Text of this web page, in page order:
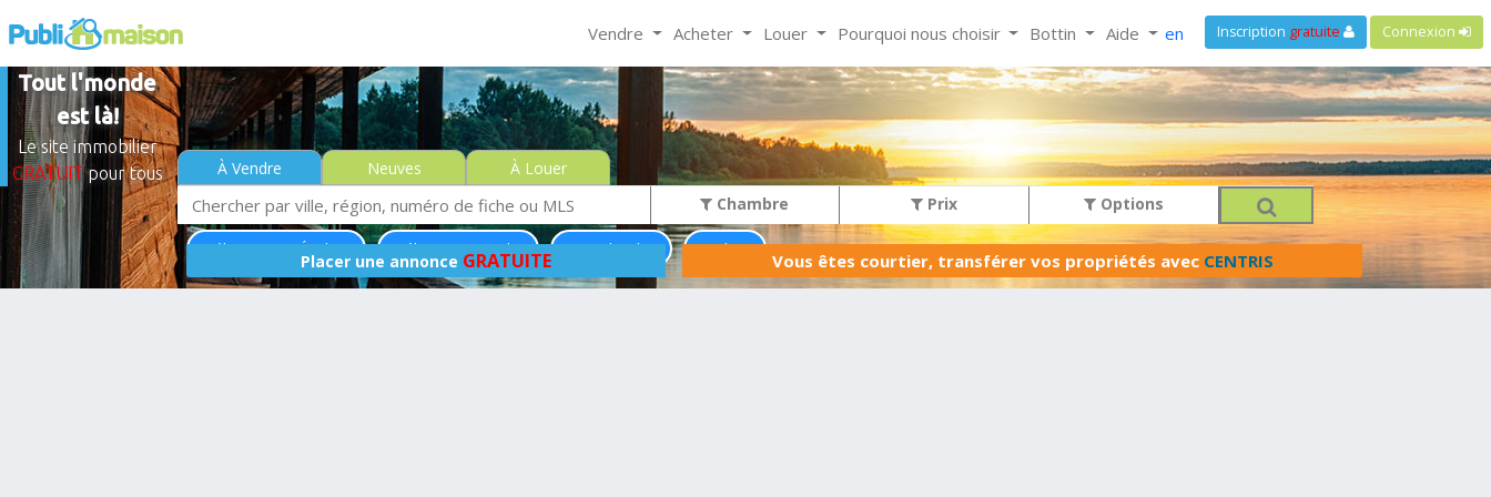
Tout l'monde
est là!
Le site immobilier
GRATUITpour tous
Vendre Acheter Louer Pourquoi nous choisir Bottin Aide en Inscription gratuite Connexion
À Vendre Neuves
À Louer
Chambre
Prix Options
Québec - Saint-Émile Québec Rive-Nord Moins de 0$ Condo
Placer une annonce GRATUITE Vous êtes courtier, transférer vos propriétés avec CENTRIS